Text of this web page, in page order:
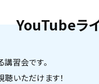
YouTubeラ
習会です。
いただけます！